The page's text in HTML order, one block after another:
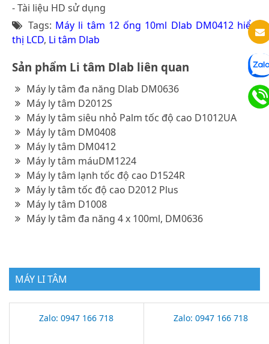
- Tài liệu HD sử dụng
Tags: Máy li tâm 12 ống 10ml Dlab DM0412 hiển
thị LCD, Li tâm Dlab
Sản phẩm Li tâm Dlab liên quan
Máy ly tâm đa năng Dlab DM0636
Máy ly tâm D2012S
Máy ly tâm siêu nhỏ Palm tốc độ cao D1012UA
Máy ly tâm DM0408
Máy ly tâm DM0412
Máy ly tâm máuDM1224
Máy ly tâm lạnh tốc độ cao D1524R
Máy ly tâm tốc độ cao D2012 Plus
Máy ly tâm D1008
Máy ly tâm đa năng 4 x 100ml, DM0636
MÁY LI TÂM
Zalo: 0947 166 718 Zalo: 0947 166 718